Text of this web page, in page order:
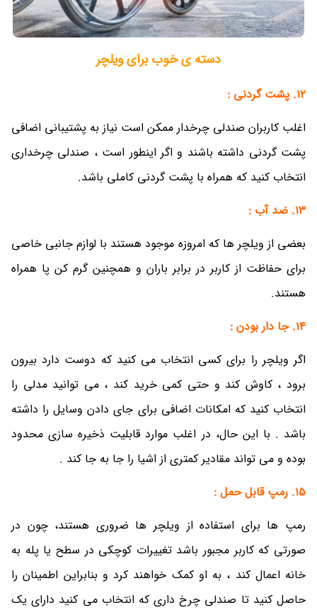
دسته ی خوب برای ویلچر
12. پشت گردنی :
اغلب کاربران صندلی چرخدار ممکن است نیاز به پشتیبانی اضافی
پشت گردنی داشته باشند و اگر اینطور است ، صندلی چرخداری
انتخاب کنید که همراه با پشت گردنی کاملی باشد.
13. ضد آب :
بعضی از ویلچر ها که امروزه موجود هستند با لوازم جانبی خاصی
برای حفاظت از کاربر در برابر باران و همچنین گرم کن پا همراه
هستند.
14. جا دار بودن :
اگر ویلچر را برای کسی انتخاب می کنید که دوست دارد بیرون
برود ، کاوش کند و حتی کمی خرید کند ، می توانید مدلی را
انتخاب کنید که امکانات اضافی برای جای دادن وسایل را داشته
باشد . با این حال، در اغلب موارد قابلیت ذخیره سازی محدود
بوده و می تواند مقادیر کمتری از اشیا را جا به جا کند .
15. رمپ قابل حمل :
رمپ ها برای استفاده از ویلچر ها ضروری هستند، چون در
صورتی که کاربر مجبور باشد تغییرات کوچکی در سطح یا پله به
خانه اعمال کند ، به او کمک خواهند کرد و بنابراین اطمینان را
حاصل کنید تا صندلی چرخ داری که انتخاب می کنید دارای یک